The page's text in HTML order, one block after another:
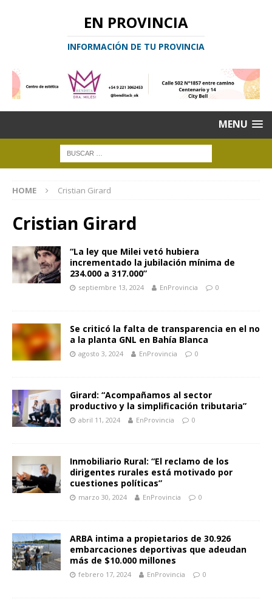
EN PROVINCIA
INFORMACIÓN DE TU PROVINCIA
MENU
HOME Cristian Girard
Cristian Girard
“La ley que Milei vetó hubiera
incrementado la jubilación mínima de
234.000 a 317.000”
septiembre 13, 2024 EnProvincia 0
Se criticó la falta de transparencia en el no
a la planta GNL en Bahía Blanca
agosto 3, 2024 EnProvincia 0
Girard: “Acompañamos al sector
productivo y la simplificación tributaria”
abril 11, 2024 EnProvincia 0
Inmobiliario Rural: “El reclamo de los
dirigentes rurales está motivado por
cuestiones políticas”
marzo 30, 2024 EnProvincia 0
ARBA intima a propietarios de 30.926
embarcaciones deportivas que adeudan
más de $10.000 millones
febrero 17, 2024 EnProvincia 0